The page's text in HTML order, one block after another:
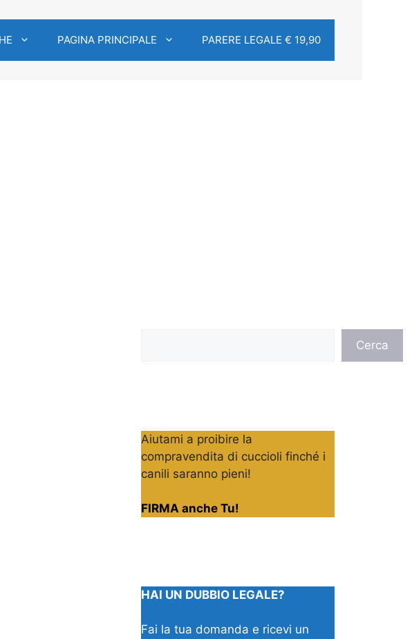
PAGINA PRINCIPALE PARERE LEGALE € 19,90
Cerca
Aiutami a proibire la
compravendita di cuccioli finché i
canili saranno pieni!
FIRMA anche Tu!
HAI UN DUBBIO LEGALE?
Fai la tua domanda e ricevi un